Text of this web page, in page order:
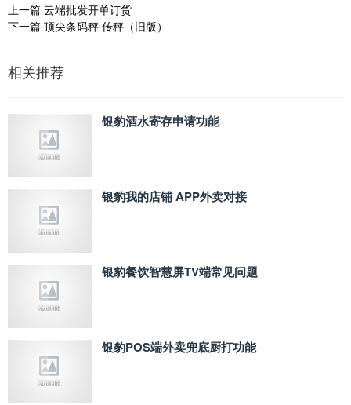
上一篇 云端批发开单订货
下一篇 顶尖条码秤 传秤（旧版）
相关推荐
银豹酒水寄存申请功能
银豹我的店铺 APP外卖对接
银豹餐饮智慧屏TV端常见问题
银豹POS端外卖兜底厨打功能